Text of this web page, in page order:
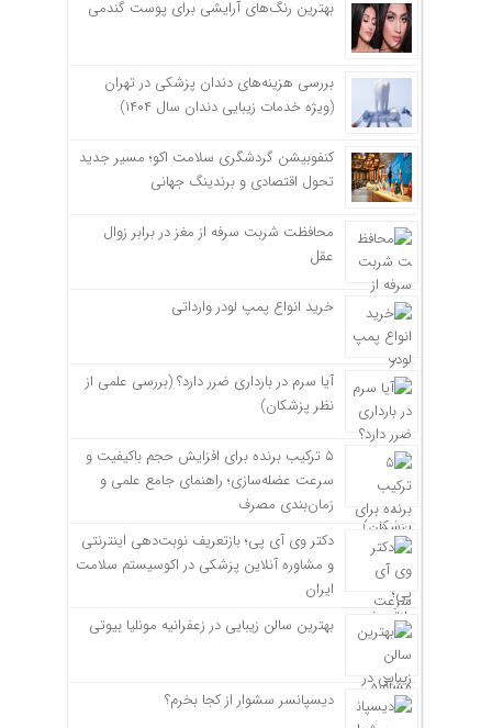
بهترین رنگ‌های آرایشی برای پوست گندمی
بررسی هزینه‌های دندان پزشکی در تهران
(ویژه خدمات زیبایی دندان سال ۱۴۰۴)
کنفوبیشن گردشگری سلامت اکو؛ مسیر جدید
تحول اقتصادی و برندینگ جهانی
محافظت شربت سرفه از مغز در برابر زوال
عقل
خرید انواع پمپ لودر وارداتی
آیا سرم در بارداری ضرر دارد؟ (بررسی علمی از
نظر پزشکان)
۵ ترکیب برنده برای افزایش حجم باکیفیت و
سرعت عضله‌سازی؛ راهنمای جامع علمی و
زمان‌بندی مصرف
دکتر وی آی پی؛ بازتعریف نوبت‌دهی اینترنتی
و مشاوره آنلاین پزشکی در اکوسیستم سلامت
ایران
بهترین سالن زیبایی در زعفرانیه مونلیا بیوتی
دیسپانسر سشوار از کجا بخرم؟